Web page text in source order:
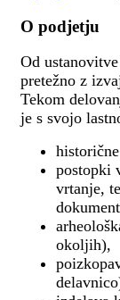
O podjetju
Od
pretežno z
Tekom
je s svojo
postopki
vrtanje,
okoljih),